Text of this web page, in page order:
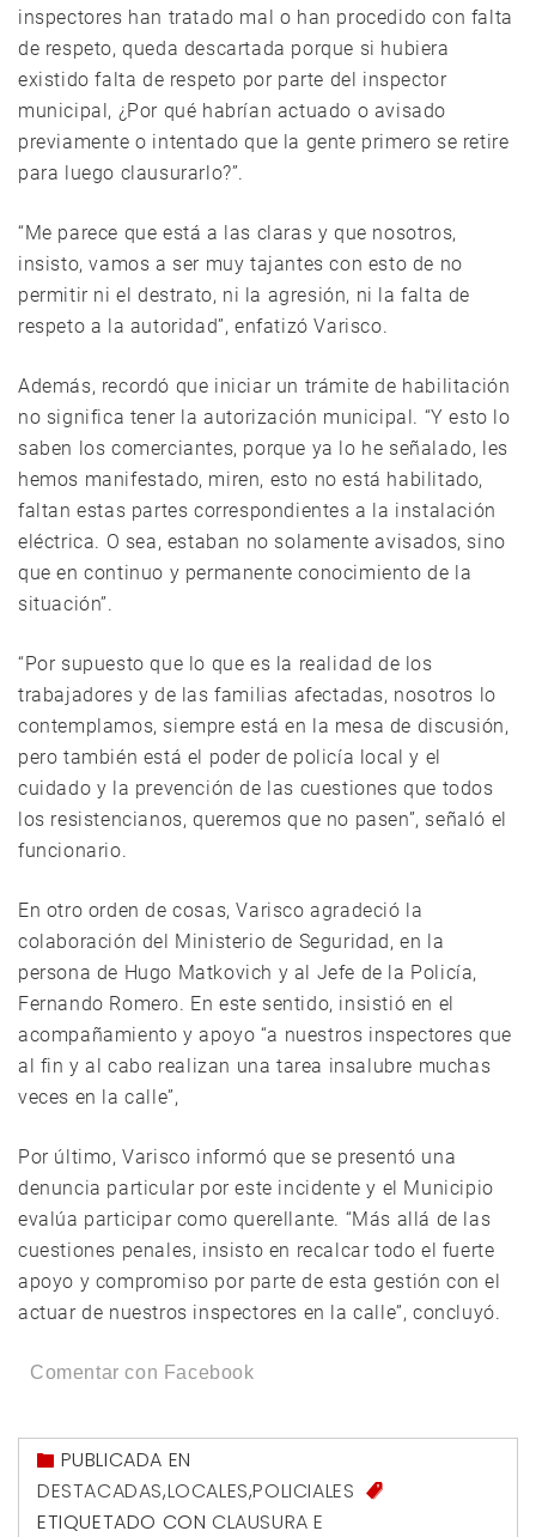
inspectores han tratado mal o han procedido con falta
de respeto, queda descartada porque si hubiera
existido falta de respeto por parte del inspector
municipal, ¿Por qué habrían actuado o avisado
previamente o intentado que la gente primero se retire
para luego clausurarlo?”.
“Me parece que está a las claras y que nosotros,
insisto, vamos a ser muy tajantes con esto de no
permitir ni el destrato, ni la agresión, ni la falta de
respeto a la autoridad”, enfatizó Varisco.
Además, recordó que iniciar un trámite de habilitación
no significa tener la autorización municipal. “Y esto lo
saben los comerciantes, porque ya lo he señalado, les
hemos manifestado, miren, esto no está habilitado,
faltan estas partes correspondientes a la instalación
eléctrica. O sea, estaban no solamente avisados, sino
que en continuo y permanente conocimiento de la
situación”.
“Por supuesto que lo que es la realidad de los
trabajadores y de las familias afectadas, nosotros lo
contemplamos, siempre está en la mesa de discusión,
pero también está el poder de policía local y el
cuidado y la prevención de las cuestiones que todos
los resistencianos, queremos que no pasen”, señaló el
funcionario.
En otro orden de cosas, Varisco agradeció la
colaboración del Ministerio de Seguridad, en la
persona de Hugo Matkovich y al Jefe de la Policía,
Fernando Romero. En este sentido, insistió en el
acompañamiento y apoyo “a nuestros inspectores que
al fin y al cabo realizan una tarea insalubre muchas
veces en la calle”,
Por último, Varisco informó que se presentó una
denuncia particular por este incidente y el Municipio
evalúa participar como querellante. “Más allá de las
cuestiones penales, insisto en recalcar todo el fuerte
apoyo y compromiso por parte de esta gestión con el
actuar de nuestros inspectores en la calle”, concluyó.
Comentar con Facebook
PUBLICADA EN
DESTACADAS,LOCALES,POLICIALES
ETIQUETADO CON CLAUSURA E